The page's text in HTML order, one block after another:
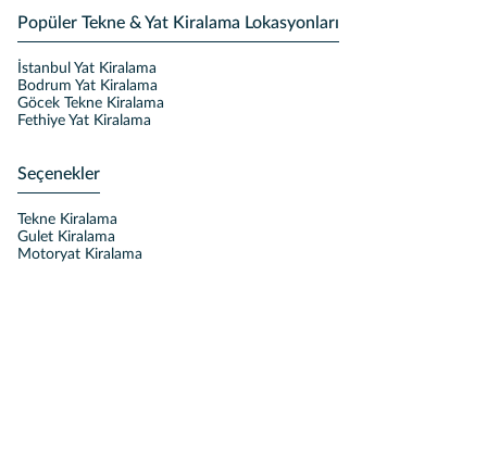
Popüler Tekne & Yat Kiralama Lokasyonları
İstanbul Yat Kiralama
Bodrum Yat Kiralama
Göcek Tekne Kiralama
Fethiye Yat Kiralama
Seçenekler
Tekne Kiralama
Gulet Kiralama
Motoryat Kiralama